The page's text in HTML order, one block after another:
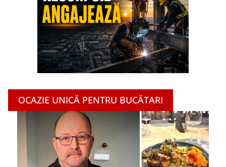
OCAZIE UNICĂ PENTRU BUCĂTARI